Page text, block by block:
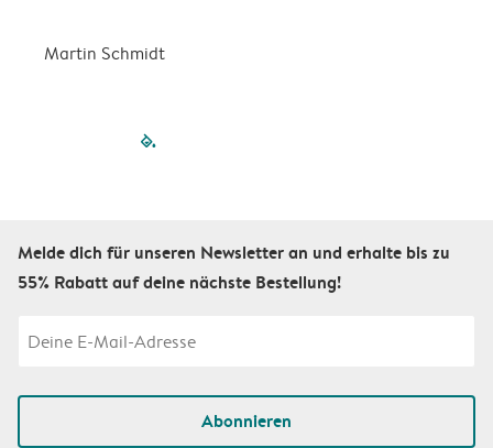
Martin Schmidt
filled-pagination
Melde dich für unseren Newsletter an und erhalte bis zu
55% Rabatt auf deine nächste Bestellung!
Abonnieren